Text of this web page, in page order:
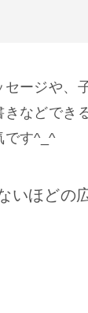
ージや、
などでき
です^_^
いほどの